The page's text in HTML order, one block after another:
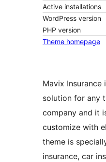
Active installations
WordPress version
PHP version
Theme homepage
Mavix Insurance
solution for any
company and it
customize with
theme is
insurance, car